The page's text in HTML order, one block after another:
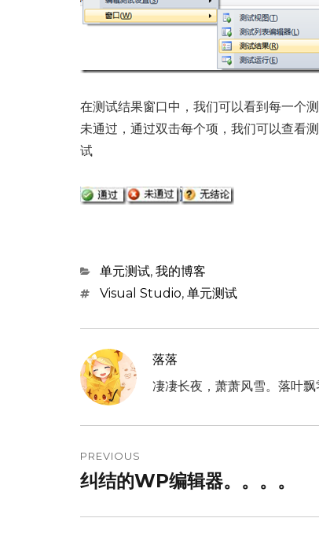
在测试结果窗口中，我们可以看到每一个
未通过，通过双击每个项，我们可以查看
试
Categories
单元测试, 我的博客
TagsVisual Studio, 单元测试
落落
凄凄长夜，萧萧风雪。落叶飘
章
导
航
PREVIOUS
Previous
纠结的WP编辑器。。。。